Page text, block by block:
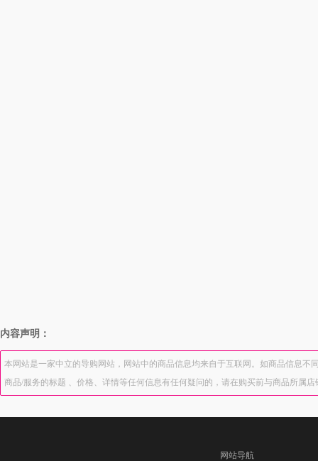
内容声明：
本网站是一家中立的导购网站，网站中的商品信息均来自于互联网。如商品信息
商品/服务的标题 、价格、详情等任何信息有任何疑问的，请在购买前与商品所属
网站导航